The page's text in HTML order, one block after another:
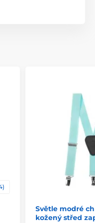
Světle modré
kožený střed